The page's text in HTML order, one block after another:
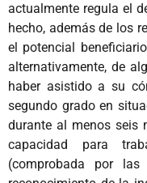
actualmente regula el
hecho, además de los
el potencial
alternativamente, de
haber asistido a su
segundo grado en
durante al menos seis
capacidad para
(comprobada por las